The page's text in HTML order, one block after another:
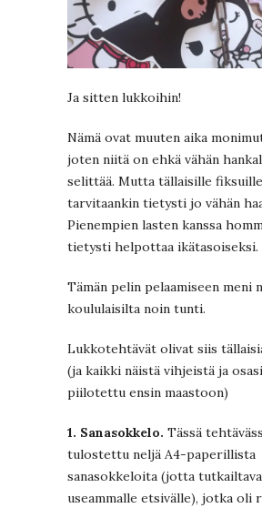
Ja sitten lukkoihin!
Nämä ovat muuten aika
joten niitä on ehkä vähän
selittää. Mutta tällaisille
tarvitaankin tietysti jo vähän
Pienempien lasten kanssa
tietysti helpottaa ikätasoiseksi.
Tämän pelin pelaamiseen meni
koululaisilta noin tunti.
Lukkotehtävät olivat siis
(ja kaikki näistä vihjeistä ja
piilotettu ensin maastoon)
1. Sanasokkelo. Tässä
tulostettu neljä A4-paperillista
sanasokkeloita (jotta
useammalle etsivälle), jotka oli